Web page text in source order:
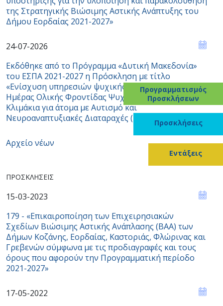
της Στρατηγικής Βιώσιμης Αστικής Ανάπτυξης του
Δήμου Εορδαίας 2021-2027»
24-07-2026
Εκδόθηκε από το Πρόγραμμα «Δυτική Μακεδονία»
του ΕΣΠΑ 2021-2027 η Πρόσκληση με τίτλο
«Ενίσχυση υπηρεσιών ψυχικής υγείας / Κέντρα
Ημέρας Ολικής Φροντίδας Ψυχικής Υγείας με Κινητά
Κλιμάκια για άτομα με Αυτισμό και
Νευροαναπτυξιακές Διαταραχές (Κ.Η.Ο.Φ.
Αρχείο νέων
ΠΡΟΣΚΛΉΣΕΙΣ
15-03-2023
179 - «Επικαιροποίηση των Επιχειρησιακών
Σχεδίων Βιώσιμης Αστικής Ανάπλασης (ΒΑΑ) των
Δήμων Κοζάνης, Εορδαίας, Καστοριάς, Φλώρινας και
Γρεβενών σύμφωνα με τις προδιαγραφές και τους
όρους που αφορούν την Προγραμματική περίοδο
2021-2027»
17-05-2022
Προγραμματισμός
Προσκλήσεων
Προσκλήσεις
Εντάξεις